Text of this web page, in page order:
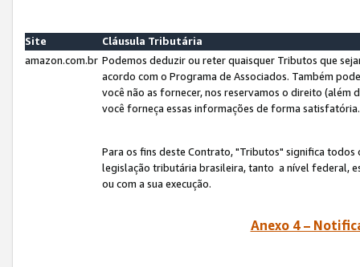
Site
Cláusula Tributária
amazon.com.br Podemos deduzir ou reter quaisquer Tributos que
acordo com o Programa de Associados. Também
você não as fornecer, nos reservamos o direito (além
você forneça essas informações de forma
Para os fins deste Contrato, "Tributos" significa
legislação tributária brasileira, tanto a nível federal,
ou com a sua execução.
Anexo 4 –